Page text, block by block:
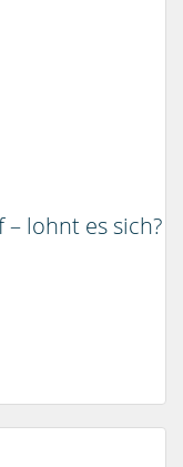
lohnt es sich?